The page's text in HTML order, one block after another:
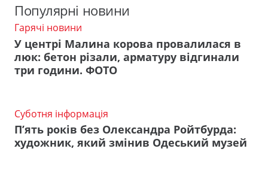
Популярні новини
Гарячі новини
У центрі Малина корова провалилася в
люк: бетон різали, арматуру відгинали
три години. ФОТО
Суботня інформація
П’ять років без Олександра Ройтбурда:
художник, який змінив Одеський музей